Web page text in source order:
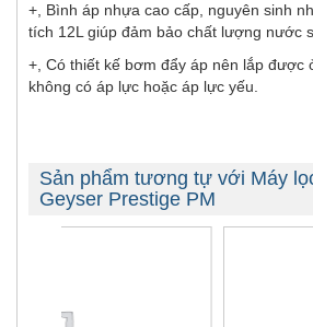
+, Bình áp nhựa cao cấp, nguyên sinh
tích 12L giúp đảm bảo chất lượng nước
+, Có thiết kế bơm đẩy áp nên lắp được
không có áp lực hoặc áp lực yếu.
Sản phẩm tương tự với Máy
Geyser Prestige PM